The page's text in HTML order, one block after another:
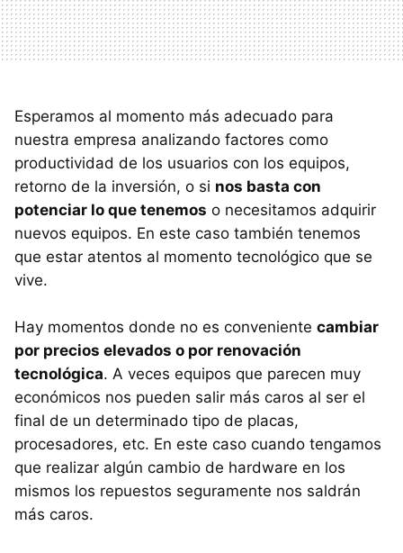
Esperamos al momento más adecuado para
nuestra empresa analizando factores como
productividad de los usuarios con los equipos,
retorno de la inversión, o si nos basta con
potenciar lo que tenemos o necesitamos adquirir
nuevos equipos. En este caso también tenemos
que estar atentos al momento tecnológico que se
vive.
Hay momentos donde no es conveniente cambiar
por precios elevados o por renovación
tecnológica. A veces equipos que parecen muy
económicos nos pueden salir más caros al ser el
final de un determinado tipo de placas,
procesadores, etc. En este caso cuando tengamos
que realizar algún cambio de hardware en los
mismos los repuestos seguramente nos saldrán
más caros.